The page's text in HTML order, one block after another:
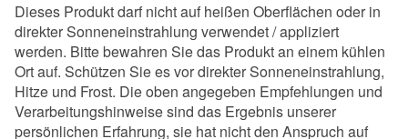
Dieses Produkt darf nicht auf heißen Oberflächen oder in
direkter Sonneneinstrahlung verwendet / appliziert
werden. Bitte bewahren Sie das Produkt an einem kühlen
Ort auf. Schützen Sie es vor direkter Sonneneinstrahlung,
Hitze und Frost. Die oben angegeben Empfehlungen und
Verarbeitungshinweise sind das Ergebnis unserer
persönlichen Erfahrung, sie hat nicht den Anspruch auf